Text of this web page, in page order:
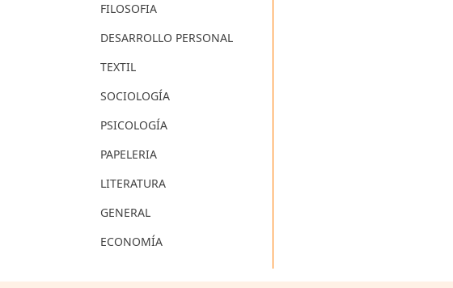
FILOSOFIA
DESARROLLO PERSONAL
TEXTIL
SOCIOLOGÍA
PSICOLOGÍA
PAPELERIA
LITERATURA
GENERAL
ECONOMÍA